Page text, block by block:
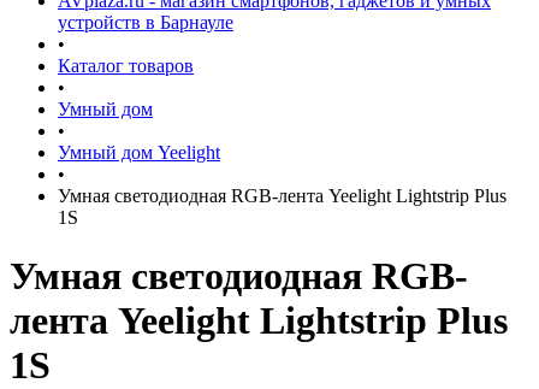
устройств в Барнауле
•
Каталог товаров
•
Умный дом
•
Умный дом Yeelight
•
Умная светодиодная RGB-лента Yeelight Lightstrip Plus
1S
Умная светодиодная RGB-
лента Yeelight Lightstrip Plus
1S